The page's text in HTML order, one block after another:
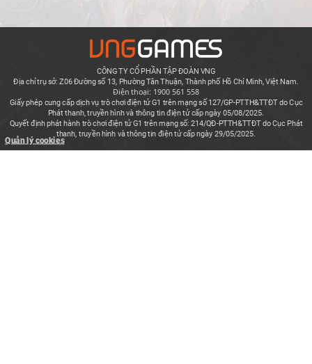
CÔNG TY CỔ PHẦN TẬP ĐOÀN VNG
Địa chỉ trụ sở: Z06 Đường số 13, Phường Tân Thuận, Thành phố Hồ Chí Minh, Việt Nam.
Điện thoại: 1900 561 558
Giấy phép cung cấp dịch vụ trò chơi điện tử G1 trên mạng số 127/GP-PTTH&TTĐT do Cục
Phát thanh, truyền hình và thông tin điện tử cấp ngày 05/08/2025.
Quyết định phát hành trò chơi điện tử G1 trên mạng số: 214/QĐ-PTTH&TTĐT do Cục Phát
thanh, truyền hình và thông tin điện tử cấp ngày 29/05/2025.
Quản lý cookies